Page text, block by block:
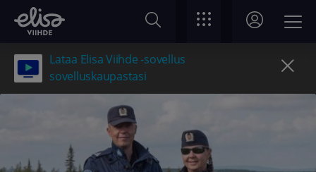
Lataa Elisa Viihde -sovellus
sovelluskaupastasi